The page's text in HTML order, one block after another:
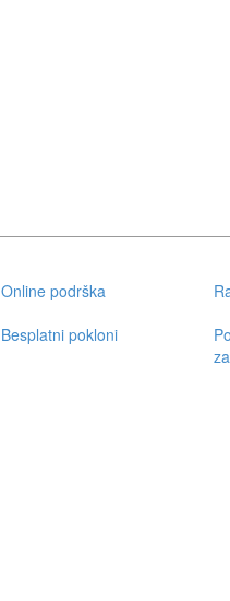
Online podrška
Besplatni pokloni